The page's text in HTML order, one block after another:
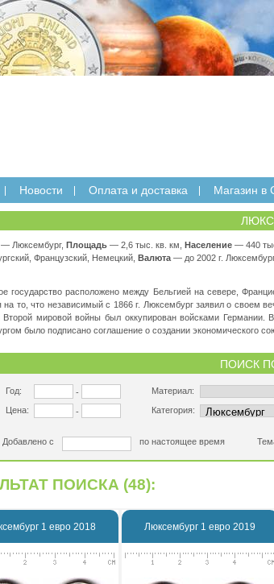
Новости Оплата и доставка Магазин в
— Люксембург, Площадь — 2,6 тыс. кв. км, Население — 440
Французский, Немецкий, Валюта — до 2002 г.
государство расположено между Бельгией на севере,
на то, что независимый с 1866 г. Люксембург заявил о своем
Второй мировой войны был оккупирован войсками Германии.
было подписано соглашение о создании экономического
ПОИСК
Год: - Материал:
Цена:
- Категория:
Добавлено с по настоящее время
ПОИСКА (48):
1 евро 2018 Люксембург 1 евро 2019